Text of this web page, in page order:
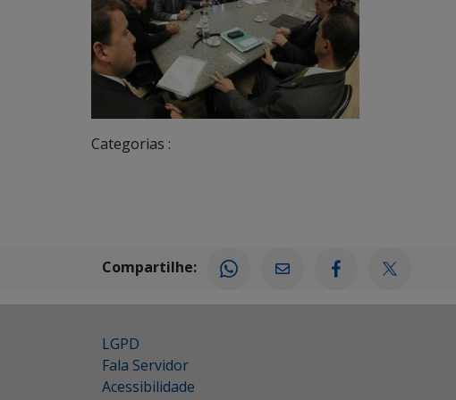
Categorias :
Compartilhe:
LGPD
Fala Servidor
Acessibilidade